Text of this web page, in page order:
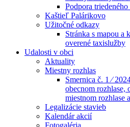
Podpora
Kaštieľ Palárikovo
Užitočné odkazy
Stránka s mapou a
overené taxislužby
Udalosti v obci
Aktuality
Miestny rozhlas
Smernica č. 1 ⁄
obecnom rozhlase,
miestnom rozhlase
Legalizácie stavieb
Kalendár akcií
Fotogaléria